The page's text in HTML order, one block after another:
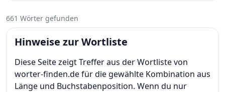
661 Wörter gefunden
Hinweise zur Wortliste
Diese Seite zeigt Treffer aus der Wortliste von
worter-finden.de für die gewählte Kombination aus
Länge und Buchstabenposition. Wenn du nur